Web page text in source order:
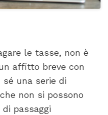
le tasse, non è
affitto breve con
una serie di
non si possono
passaggi